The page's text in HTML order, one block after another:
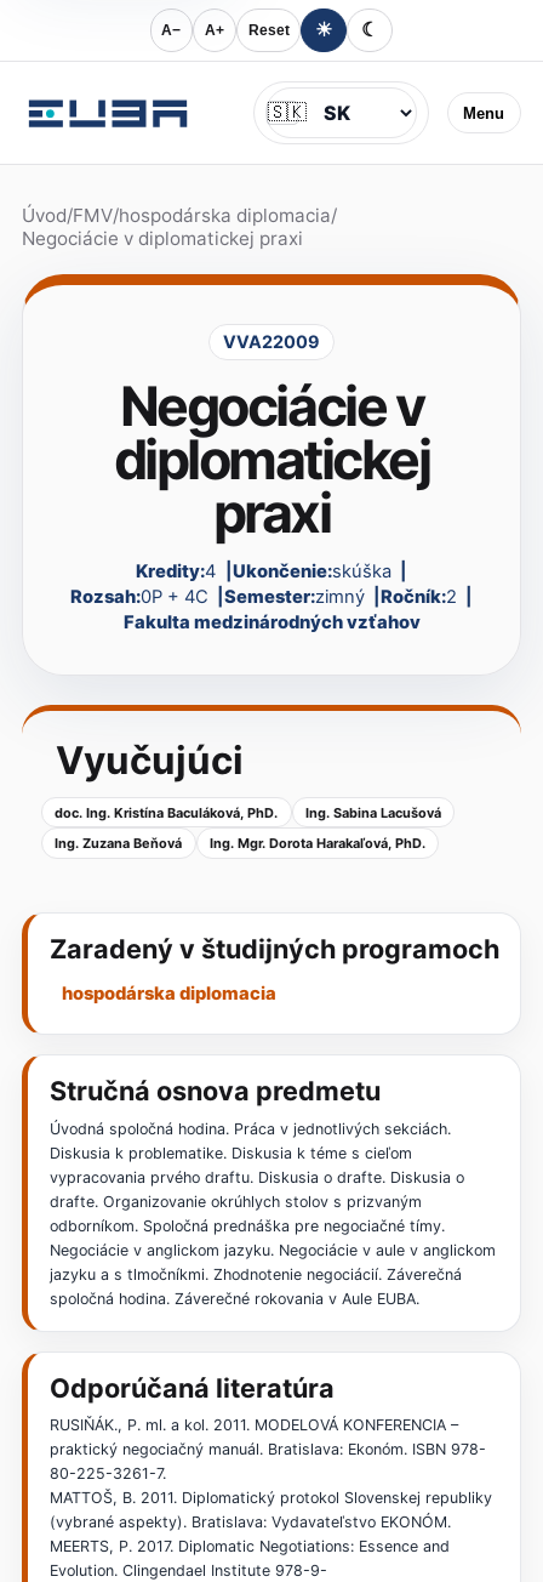
A− A+ Reset ☀ ☾
Menu
Jazyk
🇸🇰
Úvod/FMV/hospodárska diplomacia/
Negociácie v diplomatickej praxi
VVA22009
Negociácie v
diplomatickej
praxi
Kredity:4 Ukončenie:skúška
Rozsah:0P + 4C Semester:zimný Ročník:2
Fakulta medzinárodných vzťahov
Vyučujúci
doc. Ing. Kristína Baculáková, PhD.
Ing. Sabina Lacušová
Ing. Zuzana Beňová
Ing. Mgr. Dorota Harakaľová, PhD.
Zaradený v študijných programoch
hospodárska diplomacia
Stručná osnova predmetu
Úvodná spoločná hodina. Práca v jednotlivých sekciách.
Diskusia k problematike. Diskusia k téme s cieľom
vypracovania prvého draftu. Diskusia o drafte. Diskusia o
drafte. Organizovanie okrúhlych stolov s prizvaným
odborníkom. Spoločná prednáška pre negociačné tímy.
Negociácie v anglickom jazyku. Negociácie v aule v anglickom
jazyku a s tlmočníkmi. Zhodnotenie negociácií. Záverečná
spoločná hodina. Záverečné rokovania v Aule EUBA.
Odporúčaná literatúra
RUSIŇÁK., P. ml. a kol. 2011. MODELOVÁ KONFERENCIA –
praktický negociačný manuál. Bratislava: Ekonóm. ISBN 978-
80-225-3261-7.
MATTOŠ, B. 2011. Diplomatický protokol Slovenskej republiky
(vybrané aspekty). Bratislava: Vydavateľstvo EKONÓM.
MEERTS, P. 2017. Diplomatic Negotiations: Essence and
Evolution. Clingendael Institute 978-9-